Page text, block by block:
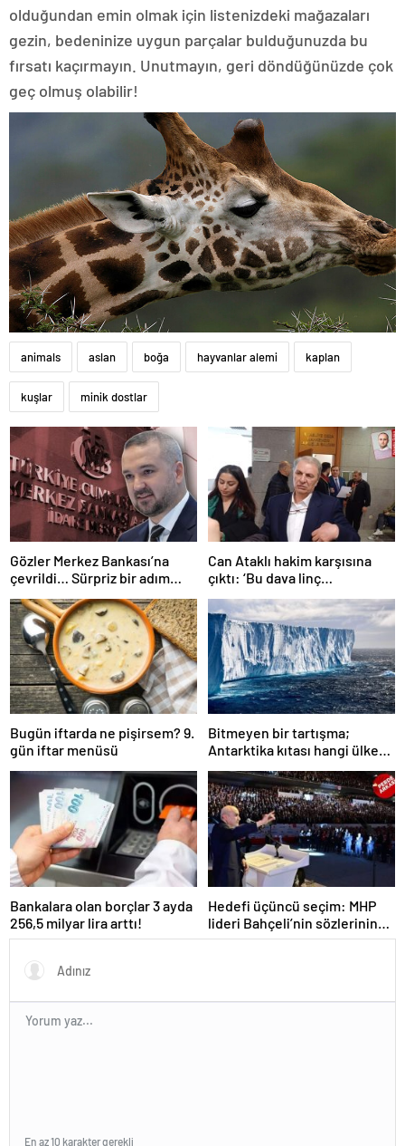
olduğundan emin olmak için listenizdeki mağazaları
gezin, bedeninize uygun parçalar bulduğunuzda bu
fırsatı kaçırmayın. Unutmayın, geri döndüğünüzde çok
geç olmuş olabilir!
animals aslan boğa hayvanlar alemi kaplan
kuşlar minik dostlar
Gözler Merkez Bankası’na
çevrildi… Sürpriz bir adım
gelebilir mi? İşte son faiz
tahminleri
Can Ataklı hakim karşısına
çıktı: ‘Bu dava linç
kampanyasının bir sonucu’
Bugün iftarda ne pişirsem? 9.
gün iftar menüsü
Bitmeyen bir tartışma;
Antarktika kıtası hangi ülkeye
ait?
Bankalara olan borçlar 3 ayda
256,5 milyar lira arttı!
Hedefi üçüncü seçim: MHP
lideri Bahçeli’nin sözlerinin
gerisinde ‘erken seçim
En az 10 karakter gerekli